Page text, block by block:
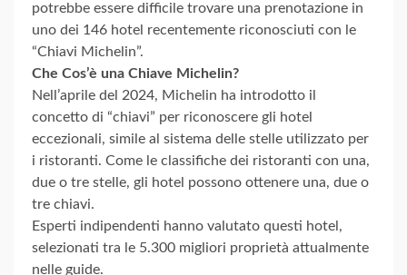
potrebbe essere difficile trovare una prenotazione in
uno dei 146 hotel recentemente riconosciuti con le
“Chiavi Michelin”.
Che Cos’è una Chiave Michelin?
Nell’aprile del 2024, Michelin ha introdotto il
concetto di “chiavi” per riconoscere gli hotel
eccezionali, simile al sistema delle stelle utilizzato per
i ristoranti. Come le classifiche dei ristoranti con una,
due o tre stelle, gli hotel possono ottenere una, due o
tre chiavi.
Esperti indipendenti hanno valutato questi hotel,
selezionati tra le 5.300 migliori proprietà attualmente
nelle guide.